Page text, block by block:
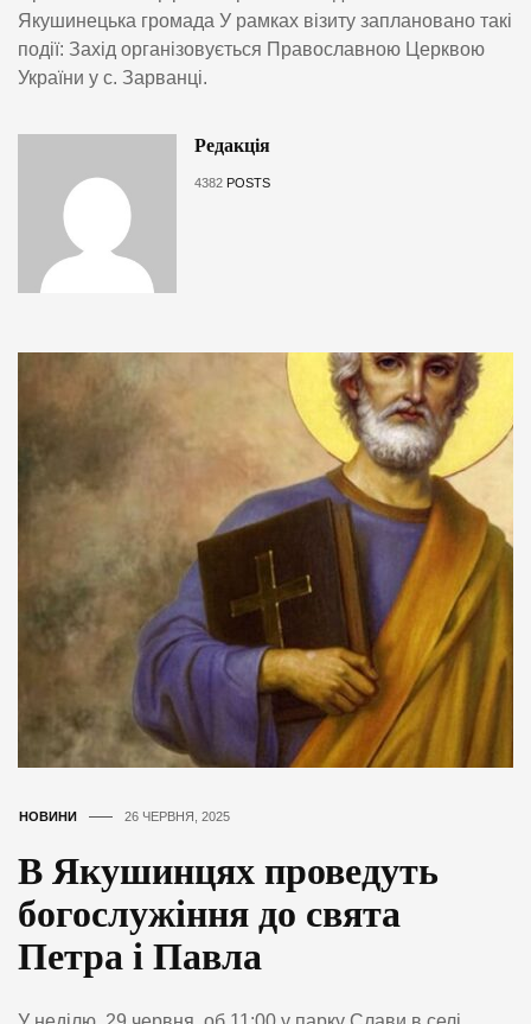
Якушинецька громада У рамках візиту заплановано такі
події: Захід організовується Православною Церквою
України у с. Зарванці.
Редакція
4382 POSTS
НОВИНИ 26 ЧЕРВНЯ, 2025
В Якушинцях проведуть
богослужіння до свята
Петра і Павла